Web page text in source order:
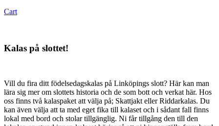
Cart
Kalas på slottet!
Vill du fira ditt födelsedagskalas på Linköpings slott? Här kan man
lära sig mer om slottets historia och de som bott och verkat här. Hos
oss finns två kalaspaket att välja på; Skattjakt eller Riddarkalas. Du
kan även välja att ta med eget fika till kalaset och i sådant fall finns
lokal med bord och stolar tillgänglig. Ni får tillgång den till den